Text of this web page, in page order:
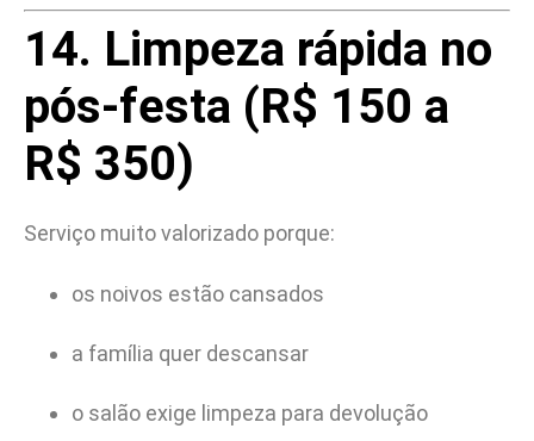
14. Limpeza rápida no
pós-festa (R$ 150 a
R$ 350)
Serviço muito valorizado porque:
os noivos estão cansados
a família quer descansar
o salão exige limpeza para devolução